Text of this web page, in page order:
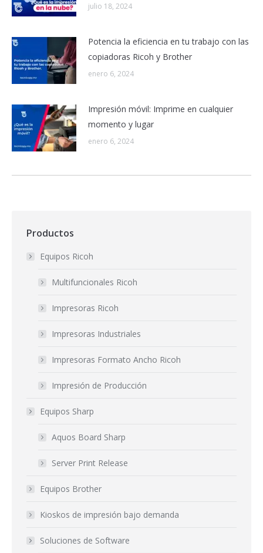
julio 18, 2024
Potencia la eficiencia en tu trabajo con las
copiadoras Ricoh y Brother
enero 6, 2024
Impresión móvil: Imprime en cualquier
momento y lugar
enero 6, 2024
Productos
Equipos Ricoh
Multifuncionales Ricoh
Impresoras Ricoh
Impresoras Industriales
Impresoras Formato Ancho Ricoh
Impresión de Producción
Equipos Sharp
Aquos Board Sharp
Server Print Release
Equipos Brother
Kioskos de impresión bajo demanda
Soluciones de Software